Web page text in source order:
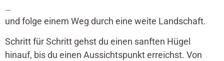
…
und folge einem Weg durch eine weite Landschaft.
Schritt für Schritt gehst du einen sanften Hügel
hinauf, bis du einen Aussichtspunkt erreichst. Von